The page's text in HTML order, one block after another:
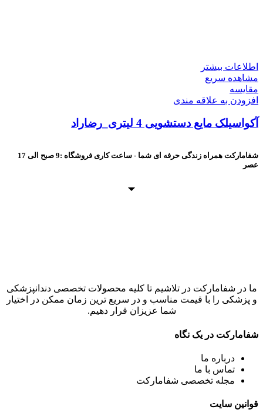
اطلاعات بیشتر
مشاهده سریع
مقایسه
افزودن به علاقه مندی
آکواسیلک مایع دستشویی 4 لیتری_رضاراد
شفامارکت همراه زندگی حرفه ای شما - ساعت کاری فروشگاه :9 صبح الی 17
عصر
ما در شفامارکت در تلاشیم تا کلیه محصولات تخصصی دندانپزشکی
و پزشکی را با قیمت مناسب و در سریع ترین زمان ممکن در اختیار
شما عزیزان قرار دهیم.
شفامارکت در یک نگاه
درباره ما
تماس با ما
مجله تخصصی شفامارکت
قوانین سایت